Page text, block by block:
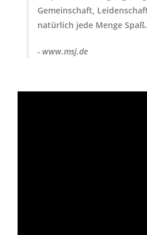
Gemeinschaft,
natürlich jede Menge Spaß.
www.msj.de